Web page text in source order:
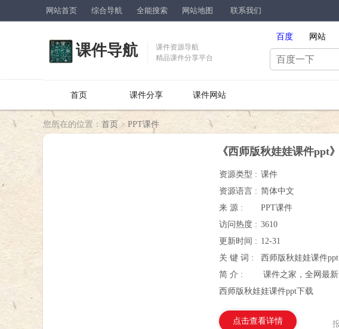
网站首页 综合导航 全能搜索 网站地图 联系我们
课件导航
课件资源导航
精品课件分享平台
百度 网站
首页 课件分享 课件网站
您所在的位置： 首页 > PPT课件
《西师版秋娃娃课件ppt》
资源类型 : 课件
资源语言 : 简体中文
来 源 :
PPT课件
访问热度 : 3610
更新时间 : 12-31
关 键 词 :
西师版秋娃娃课件ppt
简 介 :
课件之家，全网最
西师版秋娃娃课件ppt下载
点击查看详情